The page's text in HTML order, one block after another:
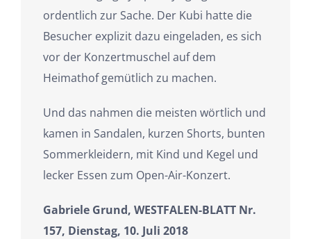
ordentlich zur Sache. Der Kubi hatte die
Besucher explizit dazu eingeladen, es sich
vor der Konzertmuschel auf dem
Heimathof gemütlich zu machen.
Und das nahmen die meisten wörtlich und
kamen in Sandalen, kurzen Shorts, bunten
Sommerkleidern, mit Kind und Kegel und
lecker Essen zum Open-Air-Konzert.
Gabriele Grund, WESTFALEN-BLATT Nr.
157, Dienstag, 10. Juli 2018